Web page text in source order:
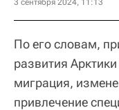
3 сентября 2024, 11:13
По его словам,
развития
миграция,
привлечение